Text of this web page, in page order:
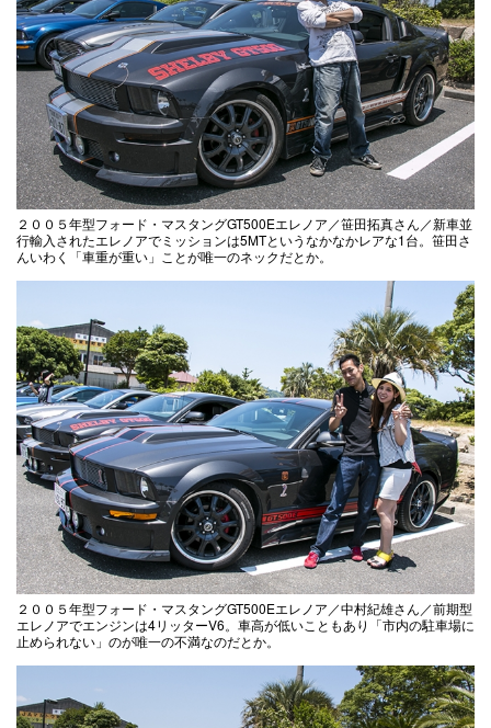
２００５年型フォード・マスタングGT500Eエレノア／笹田拓真さん／新車並
行輸入されたエレノアでミッションは5MTというなかなかレアな1台。笹田さ
んいわく「車重が重い」ことが唯一のネックだとか。
２００５年型フォード・マスタングGT500Eエレノア／中村紀雄さん／前期型
エレノアでエンジンは4リッターV6。車高が低いこともあり「市内の駐車場に
止められない」のが唯一の不満なのだとか。